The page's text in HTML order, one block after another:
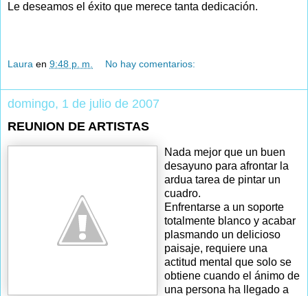
Le deseamos el éxito que merece tanta dedicación.
Laura en 9:48 p. m. No hay comentarios:
domingo, 1 de julio de 2007
REUNION DE ARTISTAS
Nada mejor que un buen
desayuno para afrontar la
ardua tarea de pintar un
cuadro.
Enfrentarse a un soporte
totalmente blanco y acabar
plasmando un delicioso
paisaje, requiere una
actitud mental que solo se
obtiene cuando el ánimo de
una persona ha llegado a